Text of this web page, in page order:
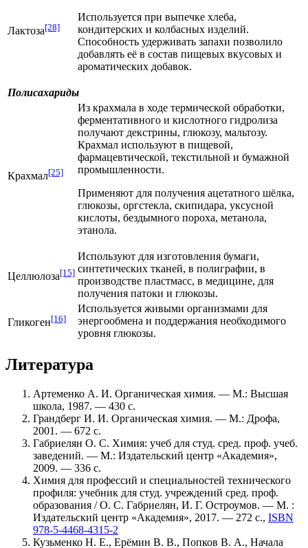
Лактоза[28]
Используется при выпечке хлеба,
кондитерских и колбасных изделий.
Способность удерживать запахи позволило
добавлять её в состав пищевых вкусовых и
ароматических добавок.
Полисахариды
Крахмал[25]
Из крахмала в ходе термической обработки,
ферментативного и кислотного гидролиза
получают декстрины, глюкозу, мальтозу.
Крахмал используют в пищевой,
фармацевтической, текстильной и бумажной
промышленности.
Применяют для получения ацетатного шёлка,
глюкозы, оргстекла, скипидара, уксусной
кислоты, бездымного пороха, метанола,
этанола.
Целлюлоза[15]
Используют для изготовления бумаги,
синтетических тканей, в полиграфии, в
производстве пластмасс, в медицине, для
получения патоки и глюкозы.
Гликоген[16]
Используется живыми организмами для
энергообмена и поддержания необходимого
уровня глюкозы.
Литература
Артеменко А. И. Органическая химия. — М.: Высшая
школа, 1987. — 430 с.
Грандберг И. И. Органическая химия. — М.: Дрофа,
2001. — 672 с.
Габриелян О. С. Химия: учеб для студ. сред. проф. учеб.
заведений. — М.: Издательский центр «Академия»,
2009. — 336 с.
Химия для профессий и специальностей технического
профиля: учебник для студ. учреждений сред. проф.
образования / О. С. Габриелян, И. Г. Остроумов. — М. :
Издательский центр «Академия», 2017. — 272 с., ISBN
978-5-4468-4315-2
Кузьменко Н. Е., Ерёмин В. В., Попков В. А., Начала